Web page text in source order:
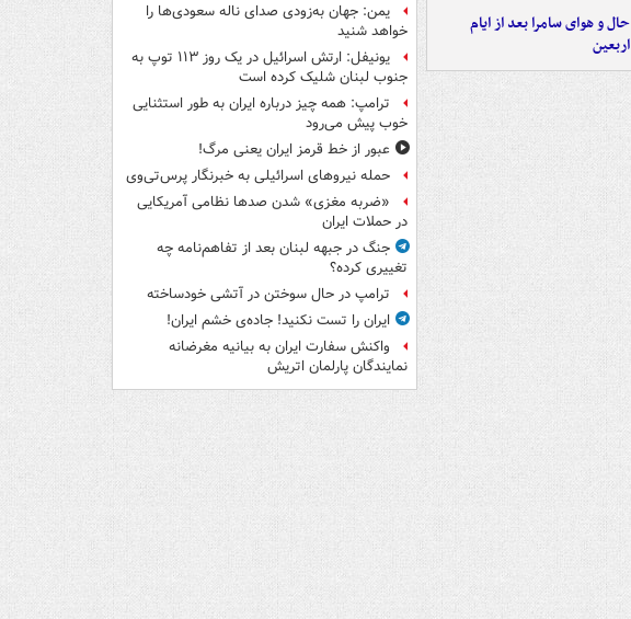
حال و هوای سامرا بعد از ایام
اربعین
یمن: جهان به‌زودی صدای ناله سعودی‌ها را
خواهد شنید
یونیفل: ارتش اسرائیل در یک روز ۱۱۳ توپ به
جنوب لبنان شلیک کرده است
ترامپ: همه چیز درباره ایران به طور استثنایی
خوب پیش می‌رود
عبور از خط قرمز ایران یعنی مرگ!
حمله نیروهای اسرائیلی به خبرنگار پرس‌تی‌وی
«ضربه مغزی» شدن صدها نظامی آمریکایی
در حملات ایران
جنگ در جبهه لبنان بعد از تفاهم‌نامه چه
تغییری کرده؟
ترامپ در حال سوختن در آتشی خودساخته
ایران را تست نکنید! جاده‌ی خشم ایران!
واکنش سفارت ایران به بیانیه مغرضانه
نمایندگان پارلمان اتریش